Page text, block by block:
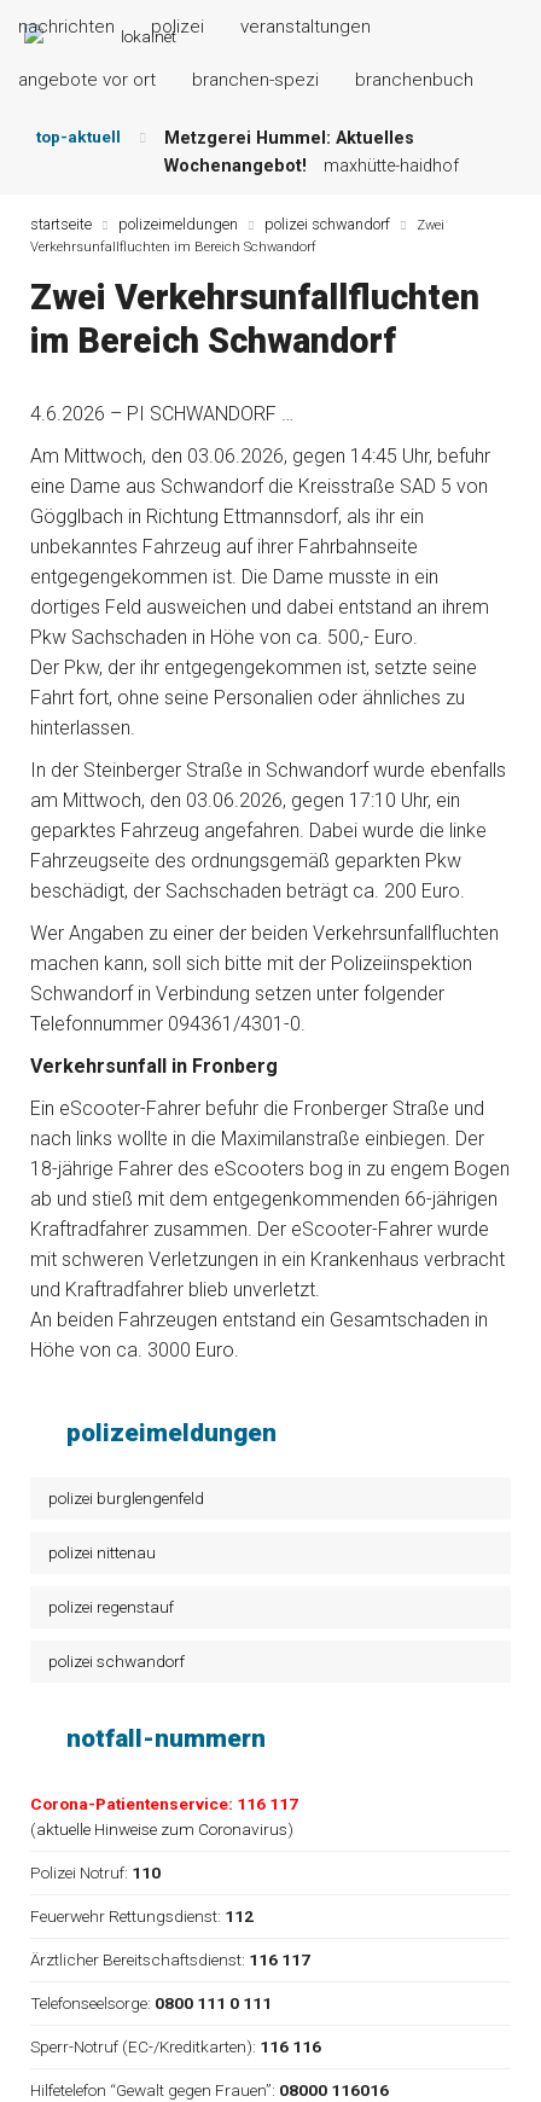
nachrichten polizei veranstaltungen
angebote vor ort branchen-spezi branchenbuch
top-aktuell
Metzgerei Hummel: Aktuelles
Wochenangebot!
maxhütte-haidhof
Grillspezialitäten u.v.m.! kallmünz
Meindl Metzgerei: Wochen-Speisekarte
Der „deutsche Michel“ muss nun
zahlen!
kommentare & serien &
Angebot … maxhütte-haidhof
Nutzen Sie aktuelle Angebote Ihrer
angebote vor ort | anzeige
startseite polizeimeldungen polizei schwandorf
Zwei
Verkehrsunfallfluchten im Bereich Schwandorf
Zwei Verkehrsunfallfluchten
im Bereich Schwandorf
4.6.2026 – PI SCHWANDORF …
Am Mittwoch, den 03.06.2026, gegen 14:45 Uhr, befuhr
eine Dame aus Schwandorf die Kreisstraße SAD 5 von
Gögglbach in Richtung Ettmannsdorf, als ihr ein
unbekanntes Fahrzeug auf ihrer Fahrbahnseite
entgegengekommen ist. Die Dame musste in ein
dortiges Feld ausweichen und dabei entstand an ihrem
Pkw Sachschaden in Höhe von ca. 500,- Euro.
Der Pkw, der ihr entgegengekommen ist, setzte seine
Fahrt fort, ohne seine Personalien oder ähnliches zu
hinterlassen.
In der Steinberger Straße in Schwandorf wurde ebenfalls
am Mittwoch, den 03.06.2026, gegen 17:10 Uhr, ein
geparktes Fahrzeug angefahren. Dabei wurde die linke
Fahrzeugseite des ordnungsgemäß geparkten Pkw
beschädigt, der Sachschaden beträgt ca. 200 Euro.
Wer Angaben zu einer der beiden Verkehrsunfallfluchten
machen kann, soll sich bitte mit der Polizeiinspektion
Schwandorf in Verbindung setzen unter folgender
Telefonnummer 094361/4301-0.
Verkehrsunfall in Fronberg
Ein eScooter-Fahrer befuhr die Fronberger Straße und
nach links wollte in die Maximilanstraße einbiegen. Der
18-jährige Fahrer des eScooters bog in zu engem Bogen
ab und stieß mit dem entgegenkommenden 66-jährigen
Kraftradfahrer zusammen. Der eScooter-Fahrer wurde
mit schweren Verletzungen in ein Krankenhaus verbracht
und Kraftradfahrer blieb unverletzt.
An beiden Fahrzeugen entstand ein Gesamtschaden in
Höhe von ca. 3000 Euro.
polizeimeldungen
polizei burglengenfeld
polizei nittenau
polizei regenstauf
polizei schwandorf
notfall-nummern
Corona-Patientenservice: 116 117
(aktuelle Hinweise zum Coronavirus)
Polizei Notruf: 110
Feuerwehr Rettungsdienst: 112
Ärztlicher Bereitschaftsdienst: 116 117
Telefonseelsorge: 0800 111 0 111
Sperr-Notruf (EC-/Kreditkarten): 116 116
Hilfetelefon “Gewalt gegen Frauen”: 08000 116016